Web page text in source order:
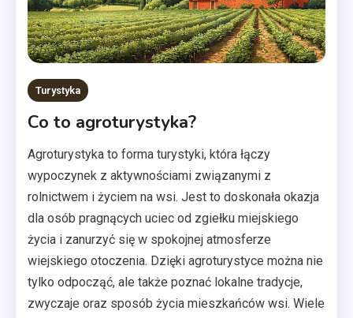
Turystyka
Co to agroturystyka?
Agroturystyka to forma turystyki, która łączy
wypoczynek z aktywnościami związanymi z
rolnictwem i życiem na wsi. Jest to doskonała okazja
dla osób pragnących uciec od zgiełku miejskiego
życia i zanurzyć się w spokojnej atmosferze
wiejskiego otoczenia. Dzięki agroturystyce można nie
tylko odpocząć, ale także poznać lokalne tradycje,
zwyczaje oraz sposób życia mieszkańców wsi. Wiele